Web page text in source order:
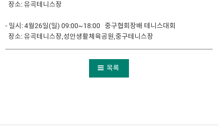
장소: 유곡테니스장
- 일시: 4월26일(일) 09:00~18:00 중구협회장배 테니스대회
장소: 유곡테니스장,성안생활체육공원,중구테니스장
목록